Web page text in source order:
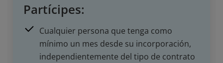
Partícipes:
Cualquier persona que tenga como
mínimo un mes desde su incorporación,
independientemente del tipo de contrato